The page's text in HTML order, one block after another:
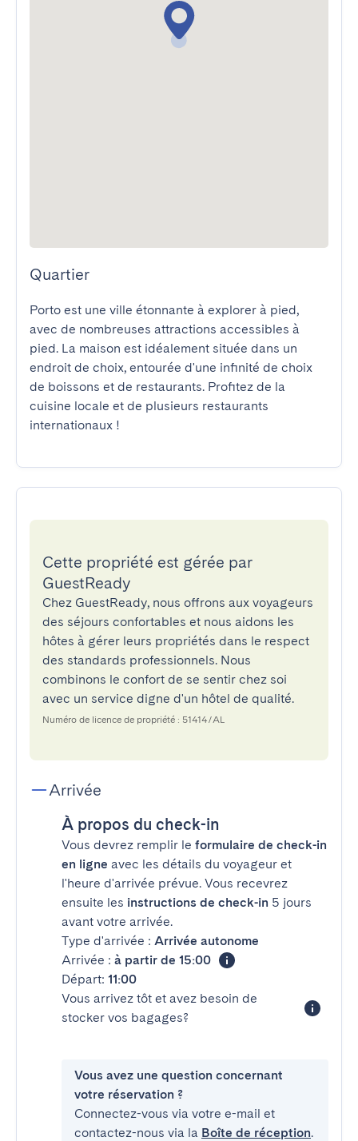
Quartier
Porto est une ville étonnante à explorer à pied,
avec de nombreuses attractions accessibles à
pied. La maison est idéalement située dans un
endroit de choix, entourée d'une infinité de choix
de boissons et de restaurants. Profitez de la
cuisine locale et de plusieurs restaurants
internationaux !
Cette propriété est gérée par
GuestReady
Chez GuestReady, nous offrons aux voyageurs
des séjours confortables et nous aidons les
hôtes à gérer leurs propriétés dans le respect
des standards professionnels. Nous
combinons le confort de se sentir chez soi
avec un service digne d'un hôtel de qualité.
Numéro de licence de propriété : 51414/AL
Arrivée
À propos du check-in
Vous devrez remplir le formulaire de check-in
en ligne avec les détails du voyageur et
l'heure d'arrivée prévue. Vous recevrez
ensuite les instructions de check-in 5 jours
avant votre arrivée.
Type d'arrivée : Arrivée autonome
Arrivée : à partir de 15:00
Départ: 11:00
Vous arrivez tôt et avez besoin de
stocker vos bagages?
Vous avez une question concernant
votre réservation ?
Connectez-vous via votre e-mail et
contactez-nous via la Boîte de réception.